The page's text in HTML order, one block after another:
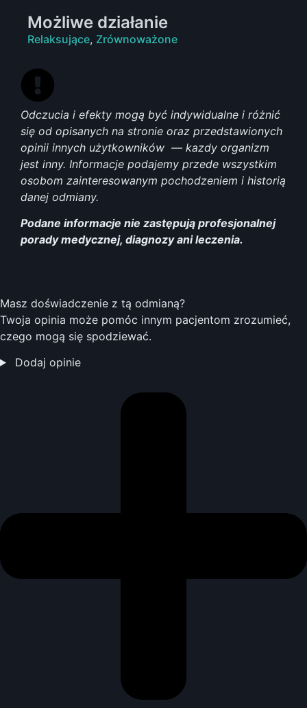
Możliwe działanie
Relaksujące, Zrównoważone
Odczucia i efekty mogą być indywidualne i różnić
się od opisanych na stronie oraz przedstawionych
opinii innych użytkowników — kazdy organizm
jest inny. Informacje podajemy przede wszystkim
osobom zainteresowanym pochodzeniem i historią
danej odmiany.
Podane informacje nie zastępują profesjonalnej
porady medycznej, diagnozy ani leczenia.
Masz doświadczenie z tą odmianą?
Twoja opinia może pomóc innym pacjentom zrozumieć,
czego mogą się spodziewać.
Dodaj opinie